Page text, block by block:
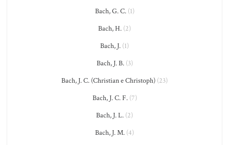
Bach, G. C.(1)
Bach, H. (2)
Bach, J. (1)
Bach, J. B.(3)
Bach, J. C. (Christian e Christoph) (23)
Bach, J. C. F.(7)
Bach, J. L. (2)
Bach, J. M. (4)